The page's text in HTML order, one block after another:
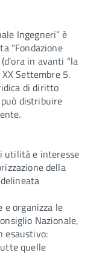
Ingegneri” è
“Fondazione
in avanti “la
Settembre 5.
di diritto
distribuire
utilità e interesse
della
e organizza le
Nazionale,
esaustivo:
quelle